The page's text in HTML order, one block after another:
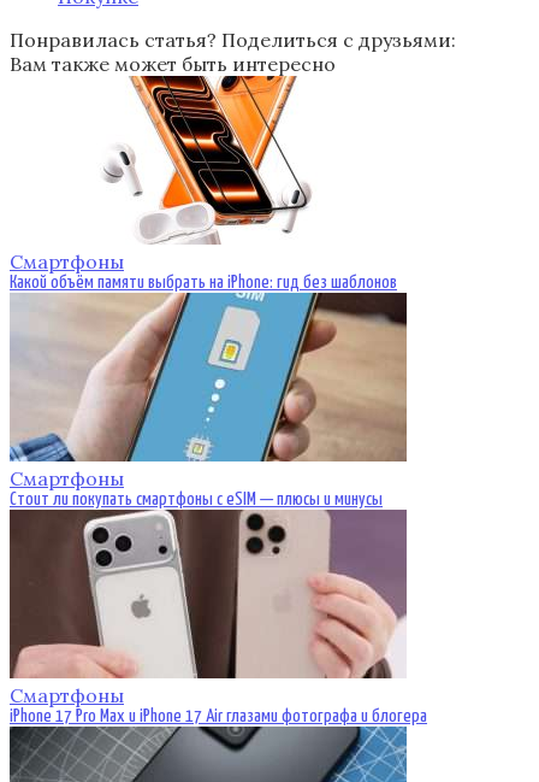
Понравилась статья? Поделиться с друзьями:
Вам также может быть интересно
Смартфоны
Какой объём памяти выбрать на iPhone: гид без шаблонов
Смартфоны
Стоит ли покупать смартфоны с eSIM — плюсы и минусы
Смартфоны
iPhone 17 Pro Max и iPhone 17 Air глазами фотографа и блогера